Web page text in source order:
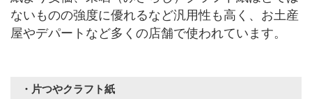
ないものの強度に優れるなど汎用性も高く、お土産
屋やデパートなど多くの店舗で使われています。
・片つやクラフト紙